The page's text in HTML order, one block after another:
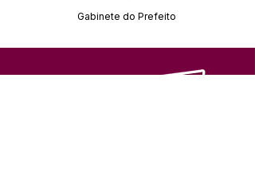
Gabinete do Prefeito